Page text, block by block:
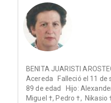
BENITA JUARISTI
Acereda Falleció el 11 de
89 de edad Hijo:
Miguel †, Pedro †, Nikasio